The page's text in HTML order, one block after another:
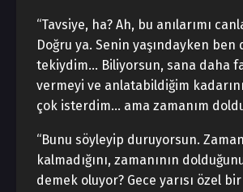
“Tavsiye, ha? Ah, bu anılarımı
Doğru ya. Senin yaşındayken ben
tekiydim… Biliyorsun, sana daha
vermeyi ve anlatabildiğim
çok isterdim… ama zamanım
“Bunu söyleyip duruyorsun.
kalmadığını, zamanının
demek oluyor? Gece yarısı özel